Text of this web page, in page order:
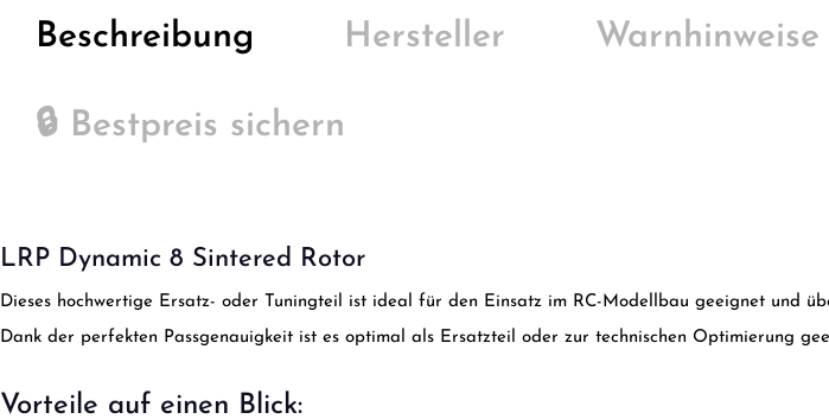
Beschreibung Hersteller Warnhinweise
🔒 Bestpreis sichern
LRP Dynamic 8 Sintered Rotor
Dieses hochwertige Ersatz- oder Tuningteil ist ideal für den Einsatz im RC-Modellbau geeignet und
Dank der perfekten Passgenauigkeit ist es optimal als Ersatzteil oder zur technischen Optimierung
Vorteile auf einen Blick: